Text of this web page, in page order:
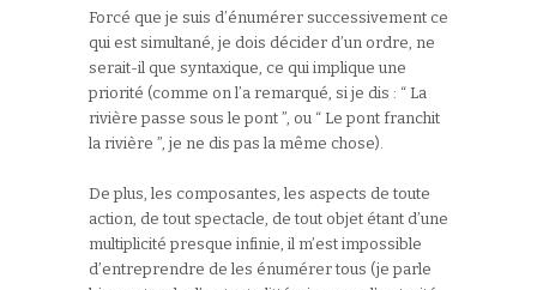
Forcé que je suis d’énumérer successivement ce
qui est simultané, je dois décider d’un ordre, ne
serait-il que syntaxique, ce qui implique une
priorité (comme on l’a remarqué, si je dis : “ La
rivière passe sous le pont ”, ou “ Le pont franchit
la rivière ”, je ne dis pas la même chose).
De plus, les composantes, les aspects de toute
action, de tout spectacle, de tout objet étant d’une
multiplicité presque infinie, il m’est impossible
d’entreprendre de les énumérer tous (je parle